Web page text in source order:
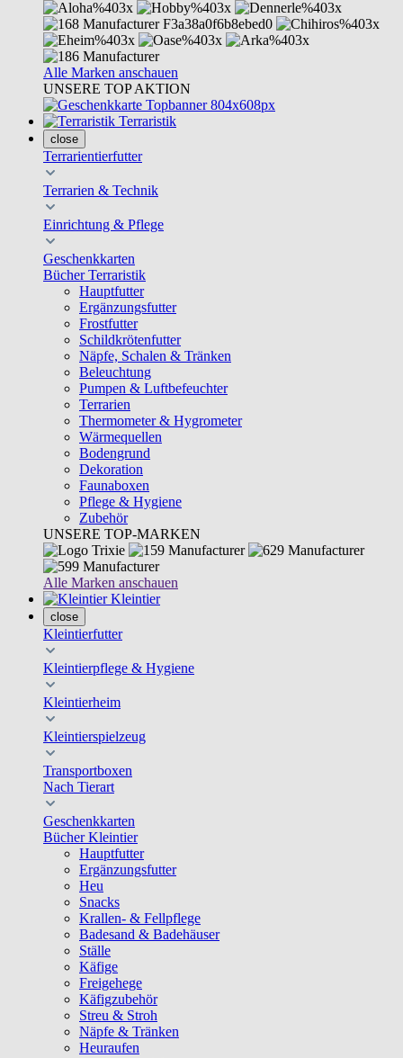
Alle Marken anschauen
UNSERE TOP AKTION
Terraristik
close
Terrarientierfutter
Terrarien & Technik
Einrichtung & Pflege
Geschenkkarten
Bücher Terraristik
Hauptfutter
Ergänzungsfutter
Frostfutter
Schildkrötenfutter
Näpfe, Schalen & Tränken
Beleuchtung
Pumpen & Luftbefeuchter
Terrarien
Thermometer & Hygrometer
Wärmequellen
Bodengrund
Dekoration
Faunaboxen
Pflege & Hygiene
Zubehör
UNSERE TOP-MARKEN
Alle Marken anschauen
Kleintier
close
Kleintierfutter
Kleintierpflege & Hygiene
Kleintierheim
Kleintierspielzeug
Transportboxen
Nach Tierart
Geschenkkarten
Bücher Kleintier
Hauptfutter
Ergänzungsfutter
Heu
Snacks
Krallen- & Fellpflege
Badesand & Badehäuser
Ställe
Käfige
Freigehege
Käfigzubehör
Streu & Stroh
Näpfe & Tränken
Heuraufen